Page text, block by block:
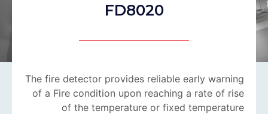
FD8020
The fire detector provides reliable early warning
of a Fire condition upon reaching a rate of rise
of the temperature or fixed temperature